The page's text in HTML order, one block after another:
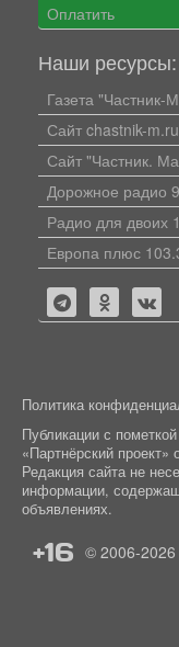
Оплатить
Наши ресурсы:
Газета "Частник-
Сайт chastnik-m.ru
Сайт "Частник.
Дорожное радио
Радио для двоих
Европа плюс
Политика
Публикации с
«Партнёрский
Редакция сайта не
информации,
объявлениях.
+16 © 2006-2026